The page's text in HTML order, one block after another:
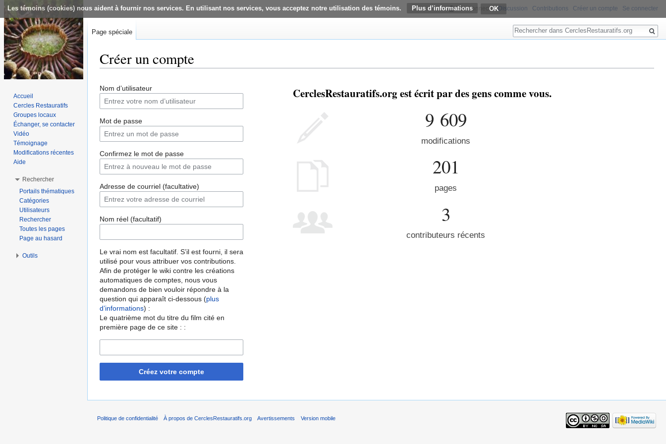
Les témoins (cookies) nous aident à fournir nos services. En utilisant nos services, vous acceptez notre utilisation des témoins. Plus d’informations
Créer un compte
Nom d’utilisateur
Mot de passe
Confirmez le mot de passe
Adresse de courriel (facultative)
Nom réel (facultatif)
Le vrai nom est facultatif. S’il est fourni, il sera
utilisé pour vous attribuer vos contributions.
Afin de protéger le wiki contre les créations
automatiques de comptes, nous vous
demandons de bien vouloir répondre à la
question qui apparaît ci-dessous (plus
d’informations) :
Le quatrième mot du titre du film cité en
première page de ce site : :
Créez votre compte
CerclesRestauratifs.org est écrit par des gens comme vous.
9 609
modifications
201
pages
3
contributeurs récents
Non connecté Discussion Contributions Créer un compte Se connecter
Page spéciale
Rechercher
Accueil
Cercles Restauratifs
Groupes locaux
Échanger, se contacter
Vidéo
Témoignage
Modifications récentes
Aide
Rechercher
Portails thématiques
Catégories
Utilisateurs
Rechercher
Toutes les pages
Page au hasard
Outils
Politique de confidentialité À propos de CerclesRestauratifs.org Avertissements Version mobile